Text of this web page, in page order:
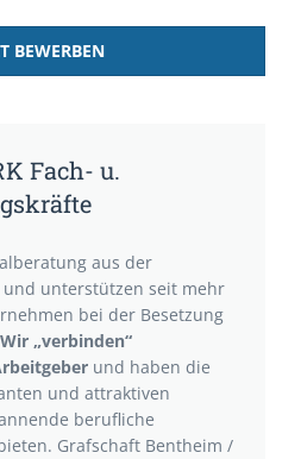
BEWERBEN
Fach- u.
aus der
unterstützen seit mehr
bei der Besetzung
Wir „verbinden“
und haben die
und attraktiven
berufliche
Grafschaft Bentheim /